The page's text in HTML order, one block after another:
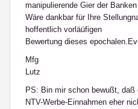
manipulierende Gier der
Wäre dankbar für Ihre
hoffentlich vorläüfigen
Bewertung dieses
Mfg
Lutz
PS: Bin mir schon bewußt, daß
NTV-Werbe-Einnahmen eher